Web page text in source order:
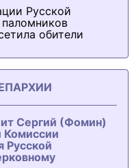
Русской
обители
Сергий (Фомин)
Комиссии
Русской